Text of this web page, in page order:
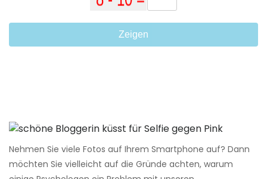
Zeigen
Nehmen Sie viele Fotos auf Ihrem Smartphone auf? Dann
möchten Sie vielleicht auf die Gründe achten, warum